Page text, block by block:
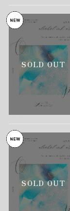
SOLD OUT
SOLD OUT